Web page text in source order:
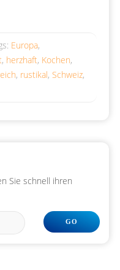
Europa,
, herzhaft, Kochen,
, rustikal, Schweiz,
Sie schnell ihren